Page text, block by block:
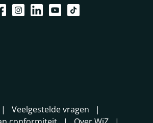
Veelgestelde vragen